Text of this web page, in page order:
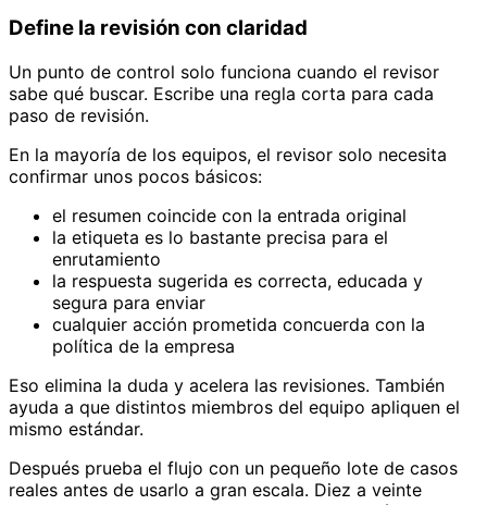
Define la revisión con claridad
Un punto de control solo funciona cuando el revisor
sabe qué buscar. Escribe una regla corta para cada
paso de revisión.
En la mayoría de los equipos, el revisor solo necesita
confirmar unos pocos básicos:
el resumen coincide con la entrada original
la etiqueta es lo bastante precisa para el
enrutamiento
la respuesta sugerida es correcta, educada y
segura para enviar
cualquier acción prometida concuerda con la
política de la empresa
Eso elimina la duda y acelera las revisiones. También
ayuda a que distintos miembros del equipo apliquen el
mismo estándar.
Después prueba el flujo con un pequeño lote de casos
reales antes de usarlo a gran escala. Diez a veinte